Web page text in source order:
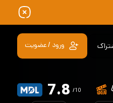
ورود / عضویت
7.8 /10